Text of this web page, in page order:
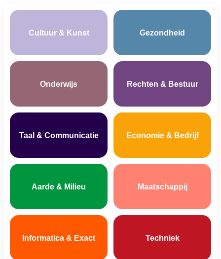
Cultuur & Kunst Gezondheid
Onderwijs Rechten & Bestuur
Taal & Communicatie Economie & Bedrijf
Aarde & Milieu Maatschappij
Informatica & Exact Techniek